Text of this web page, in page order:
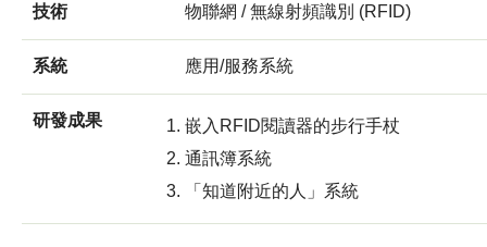
技術 物聯網 / 無線射頻識別 (RFID)
系統 應用/服務系統
研發成果
嵌入RFID閱讀器的步行手杖
通訊簿系統
「知道附近的人」系統